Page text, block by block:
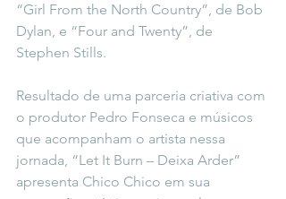
“Girl From the North Country”, de Bob
Dylan, e “Four and Twenty”, de
Stephen Stills.
Resultado de uma parceria criativa com
o produtor Pedro Fonseca e músicos
que acompanham o artista nessa
jornada, “Let It Burn – Deixa Arder”
apresenta Chico Chico em sua